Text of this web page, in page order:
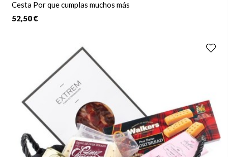
Cesta Por que cumplas muchos más
52,50 €